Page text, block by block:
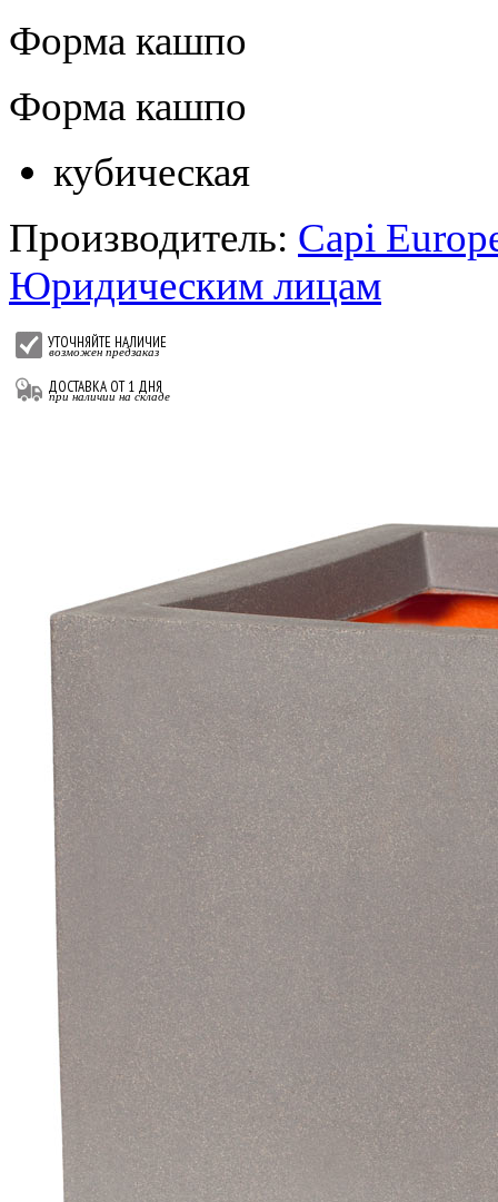
Форма кашпо
Форма кашпо
кубическая
Производитель: Capi
Юридическим лицам
УТОЧНЯЙТЕ НАЛИЧИЕ
возможен предзаказ
ДОСТАВКА ОТ 1 ДНЯ
при наличии на складе